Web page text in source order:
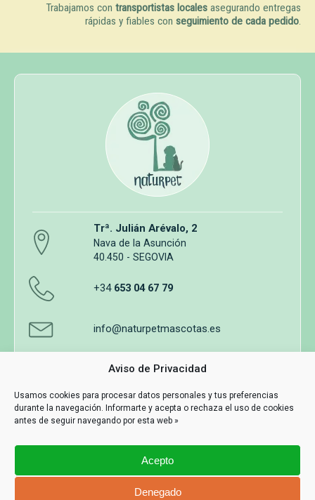
Aviso de Privacidad
Usamos cookies para procesar datos personales y tus preferencias
durante la navegación. Informarte y acepta o rechaza el uso de cookies
antes de seguir navegando por esta web »
Acepto
Denegado
Trabajamos con transportistas locales asegurando entregas
rápidas y fiables con seguimiento de cada pedido.
Trª. Julián Arévalo, 2
Nava de la Asunción
40.450 - SEGOVIA
+34 653 04 67 79
info@naturpetmascotas.es
Con Tecnología MASWEB
Aviso legal Política de privacidad
Términos y Condiciones de Compra
Información y contacto